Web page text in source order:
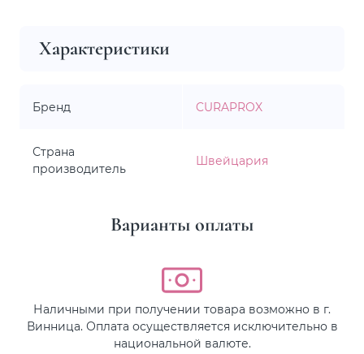
Характеристики
Бренд CURAPROX
Страна
производитель
Швейцария
Варианты оплаты
Наличными при получении товара возможно в г.
Винница. Оплата осуществляется исключительно в
национальной валюте.